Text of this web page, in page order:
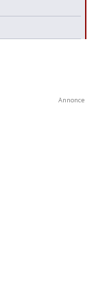
Annonce